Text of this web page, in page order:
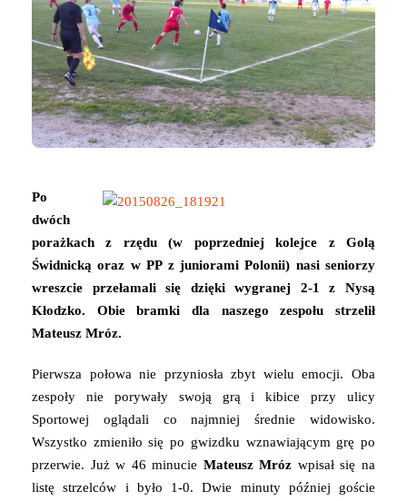
Po
dwóch
porażkach z rzędu (w poprzedniej kolejce z Golą
Świdnicką oraz w PP z juniorami Polonii) nasi seniorzy
wreszcie przełamali się dzięki wygranej 2-1 z Nysą
Kłodzko. Obie bramki dla naszego zespołu strzelił
Mateusz Mróz.
Pierwsza połowa nie przyniosła zbyt wielu emocji. Oba
zespoły nie porywały swoją grą i kibice przy ulicy
Sportowej oglądali co najmniej średnie widowisko.
Wszystko zmieniło się po gwizdku wznawiającym grę po
przerwie. Już w 46 minucie Mateusz Mróz wpisał się na
listę strzelców i było 1-0. Dwie minuty później goście